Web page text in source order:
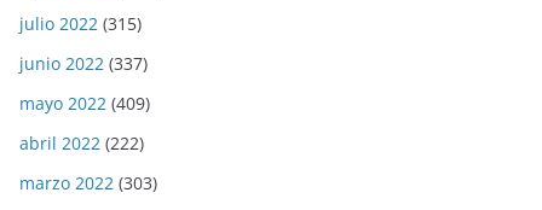
julio 2022 (315)
junio 2022 (337)
mayo 2022 (409)
abril 2022 (222)
marzo 2022 (303)